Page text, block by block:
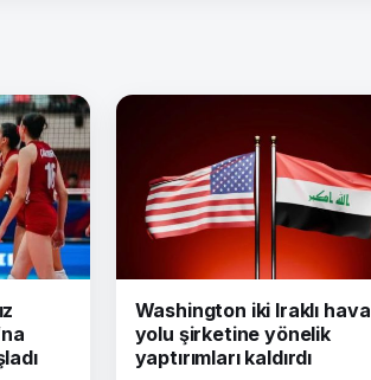
Washington iki Iraklı hava
yolu şirketine yönelik
yaptırımları kaldırdı